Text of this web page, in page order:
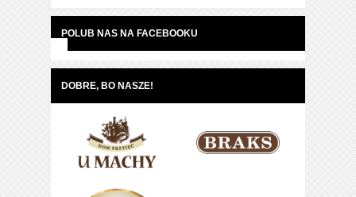
POLUB NAS NA FACEBOOKU
DOBRE, BO NASZE!